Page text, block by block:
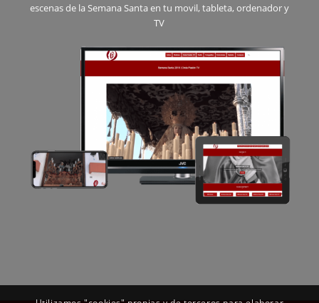
escenas de la Semana Santa en tu movil, tableta, ordenador y
TV